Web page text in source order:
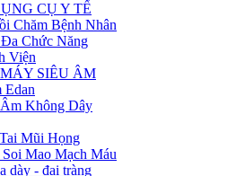
CỤ Y TẾ
Chăm Bệnh Nhân
Chức Năng
Viện
MÁY SIÊU ÂM
Edan
Không Dây
Mũi Họng
Mao Mạch Máu
dày - đại tràng